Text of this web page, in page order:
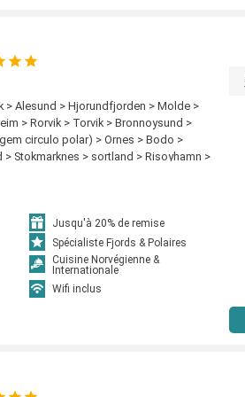
> Alesund > Hjorundfjorden > Molde >
> Rorvik > Torvik > Bronnoysund >
circulo polar) > Ornes > Bodo >
> Stokmarknes > sortland > Risoyhamn >
> Hjorundfjorden > Oksfjord >
> Kjollefjord > Mehamn >
> Bronnoysund > Sandnessjoen >
Ornes > Bodo > Stamsund > Svolvaer >
> Harstad > Finnsnes > Tromso >
> Havoysund > Honningsvag >
> Batsfjord > Vardo > Vadso > Kirkenes
Jusqu'à 20% de remise
Spécialiste Fjords & Polaires
Cuisine Norvégienne &
Internationale
Wifi inclus